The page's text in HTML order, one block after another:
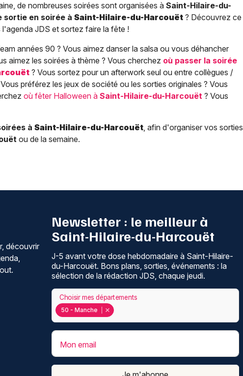
de nombreuses soirées sont organisées à Saint-Hilaire-du-
sortie en soirée à Saint-Hilaire-du-Harcouët ? Découvrez ce
JDS et sortez faire la fête !
années 90 ? Vous aimez danser la salsa ou vous déhancher
aimez les soirées à thème ? Vous cherchez où passer la soirée
? Vous sortez pour un afterwork seul ou entre collègues /
préférez les jeux de société ou les sorties originales ? Vous
où fêter Halloween à Saint-Hilaire-du-Harcouët ? Vous
à Saint-Hilaire-du-Harcouët, afin d'organiser vos sorties
ou de la semaine.
découvrir
Newsletter : le meilleur à
Saint-Hilaire-du-Harcouët
J-5 avant votre dose hebdomadaire à Saint-Hilaire-
du-Harcouët. Bons plans, sorties, événements : la
sélection de la rédaction JDS, chaque jeudi.
50 - Manche
Choisir mes départements
Mon email